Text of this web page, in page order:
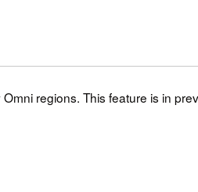
regions. This feature is in